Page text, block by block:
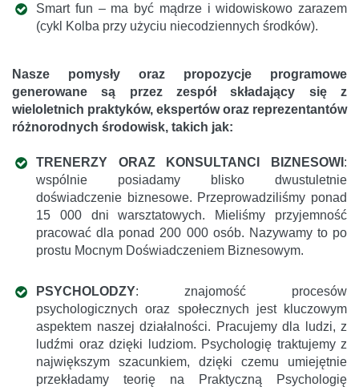
Smart fun – ma być mądrze i widowiskowo zarazem
(cykl Kolba przy użyciu niecodziennych środków).
Nasze pomysły oraz propozycje programowe
generowane są przez zespół składający się z
wieloletnich praktyków, ekspertów oraz reprezentantów
różnorodnych środowisk, takich jak:
TRENERZY ORAZ KONSULTANCI BIZNESOWI :
wspólnie posiadamy blisko dwustuletnie
doświadczenie biznesowe. Przeprowadziliśmy ponad
15 000 dni warsztatowych. Mieliśmy przyjemność
pracować dla ponad 200 000 osób. Nazywamy to po
prostu Mocnym Doświadczeniem Biznesowym.
PSYCHOLODZY: znajomość procesów
psychologicznych oraz społecznych jest kluczowym
aspektem naszej działalności. Pracujemy dla ludzi, z
ludźmi oraz dzięki ludziom. Psychologię traktujemy z
największym szacunkiem, dzięki czemu umiejętnie
przekładamy teorię na Praktyczną Psychologię